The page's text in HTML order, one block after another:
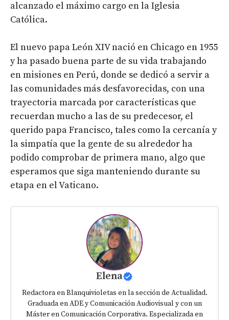
alcanzado el máximo cargo en la Iglesia
Católica.
El nuevo papa León XIV nació en Chicago en 1955
y ha pasado buena parte de su vida trabajando
en misiones en Perú, donde se dedicó a servir a
las comunidades más desfavorecidas, con una
trayectoria marcada por características que
recuerdan mucho a las de su predecesor, el
querido papa Francisco, tales como la cercanía y
la simpatía que la gente de su alrededor ha
podido comprobar de primera mano, algo que
esperamos que siga manteniendo durante su
etapa en el Vaticano.
Elena
Redactora en Blanquivioletas en la sección de Actualidad.
Graduada en ADE y Comunicación Audiovisual y con un
Máster en Comunicación Corporativa. Especializada en